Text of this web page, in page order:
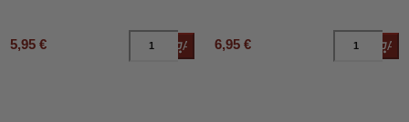
5,95 € Añadir al carrito
6,95 €